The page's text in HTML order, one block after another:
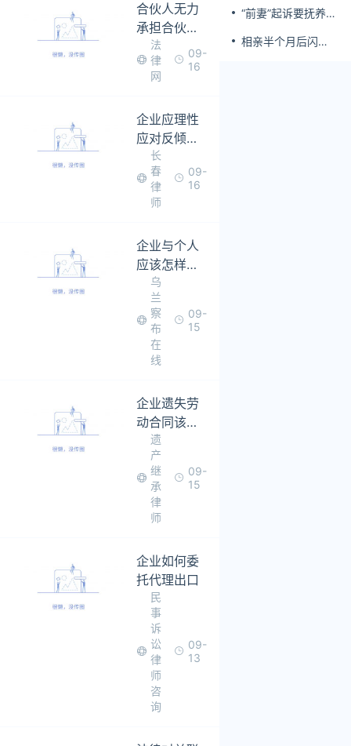
合伙人无力
承担合伙企
业债务份额
的情况要怎
样处理
法
律
网
09-
16
企业应理性
应对反倾销
申诉行为需
规范
长
春
律
师
09-
16
企业与个人
应该怎样加
强债权管理
乌
兰
察
布
在
线
09-
15
企业遗失劳
动合同该怎
么办
遗
产
继
承
律
师
09-
15
企业如何委
托代理出口
民
事
诉
讼
律
师
咨
询
09-
13
“前妻”起诉要抚养
非他亲生！男子起
相亲半个月后闪